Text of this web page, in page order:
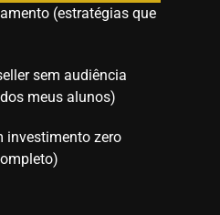
(estratégias que
sem audiência
meus alunos)
investimento zero